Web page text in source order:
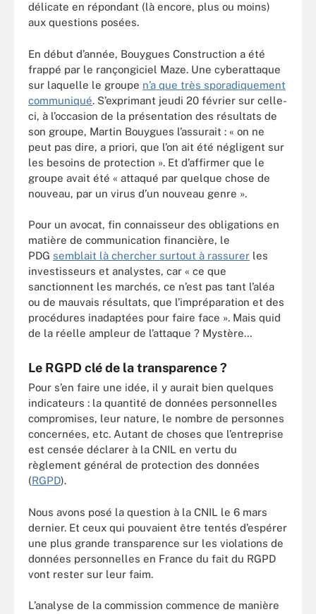
délicate en répondant (là encore, plus ou moins)
aux questions posées.
En début d’année, Bouygues Construction a été
frappé par le rançongiciel Maze. Une cyberattaque
sur laquelle le groupe n’a que très sporadiquement
communiqué. S’exprimant jeudi 20 février sur celle-
ci, à l’occasion de la présentation des résultats de
son groupe, Martin Bouygues l’assurait : « on ne
peut pas dire, a priori, que l’on ait été négligent sur
les besoins de protection ». Et d’affirmer que le
groupe avait été « attaqué par quelque chose de
nouveau, par un virus d’un nouveau genre ».
Pour un avocat, fin connaisseur des obligations en
matière de communication financière, le
PDG semblait là chercher surtout à rassurer les
investisseurs et analystes, car « ce que
sanctionnent les marchés, ce n’est pas tant l’aléa
ou de mauvais résultats, que l’impréparation et des
procédures inadaptées pour faire face ». Mais quid
de la réelle ampleur de l’attaque ? Mystère…
Le RGPD clé de la transparence ?
Pour s’en faire une idée, il y aurait bien quelques
indicateurs : la quantité de données personnelles
compromises, leur nature, le nombre de personnes
concernées, etc. Autant de choses que l’entreprise
est censée déclarer à la CNIL en vertu du
règlement général de protection des données
(RGPD).
Nous avons posé la question à la CNIL le 6 mars
dernier. Et ceux qui pouvaient être tentés d’espérer
une plus grande transparence sur les violations de
données personnelles en France du fait du RGPD
vont rester sur leur faim.
L’analyse de la commission commence de manière